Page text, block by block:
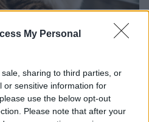
My Personal
sharing to third parties, or
or sensitive information for
use the below opt-out
Please note that after your
benefici e
nei dettagli i benefici della
sulla sua salute.